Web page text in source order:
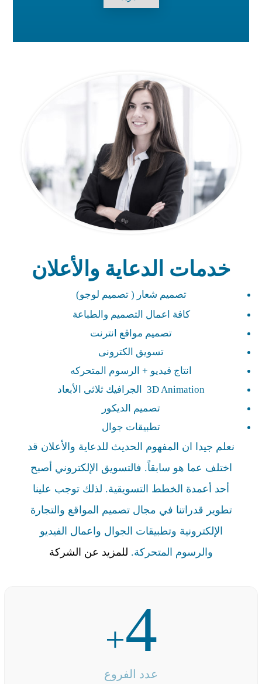
خدمات الدعاية والأعلان
تصميم شعار ( تصميم لوجو)
كافة اعمال التصميم والطباعة
تصميم مواقع انترنت
تسويق الكترونى
انتاج فيديو + الرسوم المتحركه
3D Animation الجرافيك ثلاثى الأبعاد
تصميم الديكور
تطبيقات جوال
نعلم جيدا ان المفهوم الحديث للدعاية والأعلان قد
اختلف عما هو سابقاً. فالتسويق الإلكتروني أصبح
أحد أعمدة الخطط التسويقية. لذلك توجب علينا
تطوير قدراتنا في مجال تصميم المواقع والتجارة
الإلكترونية وتطبيقات الجوال واعمال الفيديو
والرسوم المتحركة. للمزيد عن الشركة
4
+
عدد الفروع